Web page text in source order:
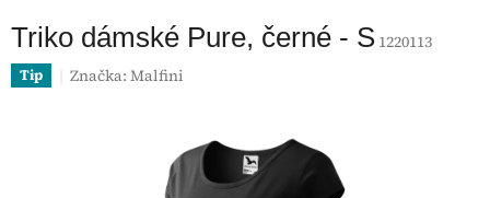
Triko dámské Pure, černé - S 1220113
Tip Značka:Malfini